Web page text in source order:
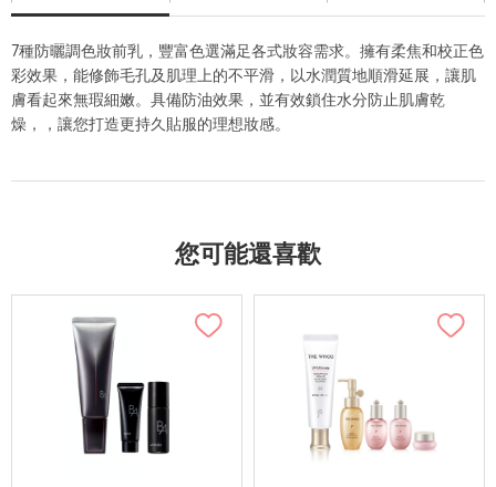
7種防曬調色妝前乳，豐富色選滿足各式妝容需求。擁有柔焦和校正色
彩效果，能修飾毛孔及肌理上的不平滑，以水潤質地順滑延展，讓肌
膚看起來無瑕細嫩。具備防油效果，並有效鎖住水分防止肌膚乾
燥，，讓您打造更持久貼服的理想妝感。
您可能還喜歡